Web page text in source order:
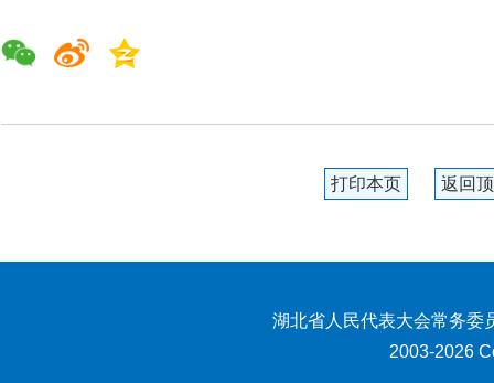
打印本页 返回
湖北省人民代表大会常务委
2003-2026